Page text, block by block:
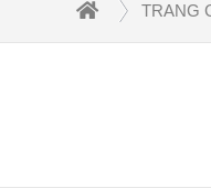
TRANG